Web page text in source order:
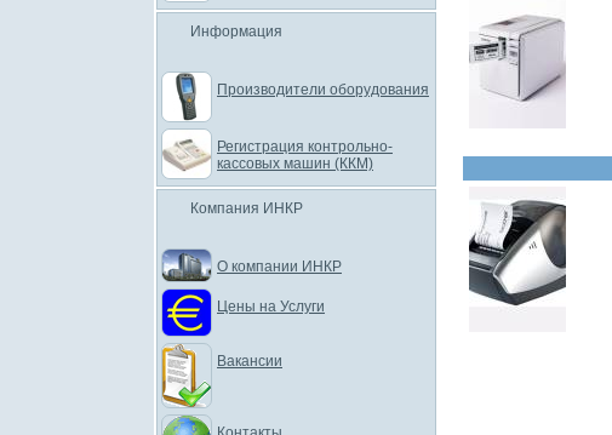
Информация
Производители оборудования
Регистрация контрольно-
кассовых машин (ККМ)
Компания ИНКР
О компании ИНКР
Цены на Услуги
Вакансии